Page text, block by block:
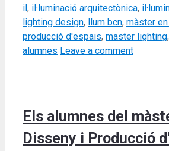
il, il·luminació arquitectònica,
lighting design, llum bcn, màster
producció d'espais, master lighting,
alumnes Leave a comment
Els alumnes del
Disseny i Producció